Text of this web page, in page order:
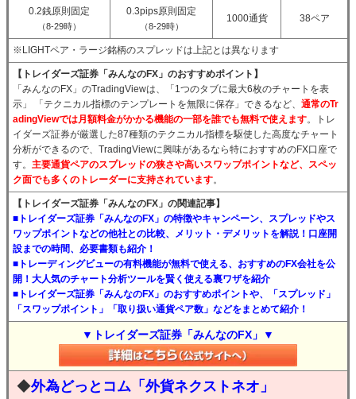
0.2銭原則固定
（8-29時）
0.3pips原則固定
（8-29時）
1000通貨 38ペア
※LIGHTペア・ラージ銘柄のスプレッドは上記とは異なります
【トレイダーズ証券「みんなのFX」のおすすめポイント】
「みんなのFX」のTradingViewは、「1つのタブに最大6枚のチャートを表
示」 「テクニカル指標のテンプレートを無限に保存」できるなど、 通常のTr
adingViewでは月額料金がかかる機能の一部を誰でも無料で使えます。トレ
イダーズ証券が厳選した87種類のテクニカル指標を駆使した高度なチャート
分析ができるので、TradingViewに興味があるなら特におすすめのFX口座で
す。 主要通貨ペアのスプレッドの狭さや高いスワップポイントなど、スペッ
ク面でも多くのトレーダーに支持されています。
【トレイダーズ証券「みんなのFX」の関連記事】
■トレイダーズ証券「みんなのFX」の特徴やキャンペーン、スプレッドやス
ワップポイントなどの他社との比較、メリット・デメリットを解説！口座開
設までの時間、必要書類も紹介！
■トレーディングビューの有料機能が無料で使える、おすすめのFX会社を公
開！大人気のチャート分析ツールを賢く使える裏ワザを紹介
■トレイダーズ証券「みんなのFX」のおすすめポイントや、「スプレッド」
「スワップポイント」「取り扱い通貨ペア数」などをまとめて紹介！
▼トレイダーズ証券「みんなのFX」▼
◆外為どっとコム「外貨ネクストネオ」